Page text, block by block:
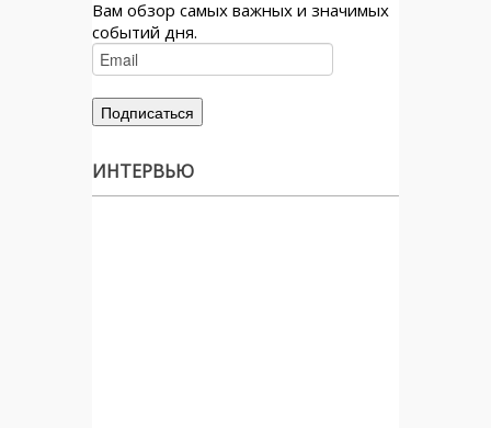
Вам обзор самых важных и значимых
событий дня.
ИНТЕРВЬЮ